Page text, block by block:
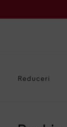
Reduceri